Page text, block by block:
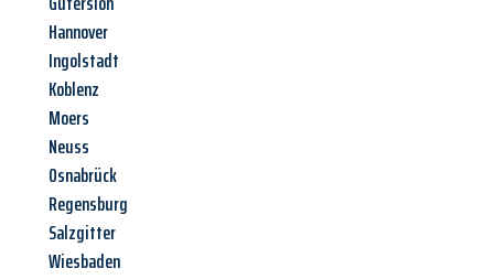
Hannover
Ingolstadt
Koblenz
Moers
Neuss
Osnabrück
Regensburg
Salzgitter
Wiesbaden